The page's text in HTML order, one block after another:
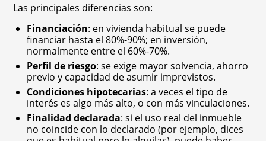
Las principales diferencias son:
Financiación: en vivienda habitual se puede
financiar hasta el 80%-90%; en inversión,
normalmente entre el 60%-70%.
Perfil de riesgo: se exige mayor solvencia, ahorro
previo y capacidad de asumir imprevistos.
Condiciones hipotecarias: a veces el tipo de
interés es algo más alto, o con más vinculaciones.
Finalidad declarada: si el uso real del inmueble
no coincide con lo declarado (por ejemplo, dices